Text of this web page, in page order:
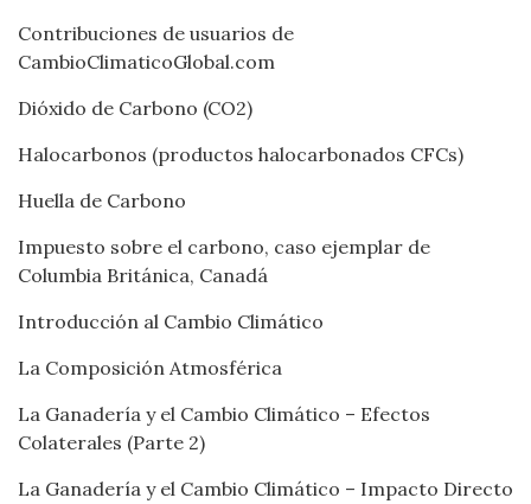
Contribuciones de usuarios de
CambioClimaticoGlobal.com
Dióxido de Carbono (CO2)
Halocarbonos (productos halocarbonados CFCs)
Huella de Carbono
Impuesto sobre el carbono, caso ejemplar de
Columbia Británica, Canadá
Introducción al Cambio Climático
La Composición Atmosférica
La Ganadería y el Cambio Climático – Efectos
Colaterales (Parte 2)
La Ganadería y el Cambio Climático – Impacto Directo